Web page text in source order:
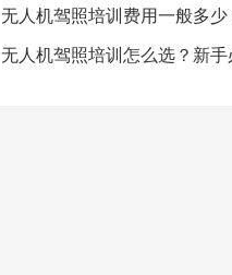
无人机驾照培训费用一般多
无人机驾照培训怎么选？新